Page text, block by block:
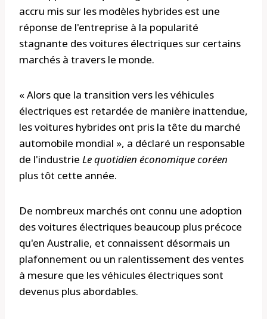
accru mis sur les modèles hybrides est une
réponse de l'entreprise à la popularité
stagnante des voitures électriques sur certains
marchés à travers le monde.
« Alors que la transition vers les véhicules
électriques est retardée de manière inattendue,
les voitures hybrides ont pris la tête du marché
automobile mondial », a déclaré un responsable
de l'industrie Le quotidien économique coréen
plus tôt cette année.
De nombreux marchés ont connu une adoption
des voitures électriques beaucoup plus précoce
qu'en Australie, et connaissent désormais un
plafonnement ou un ralentissement des ventes
à mesure que les véhicules électriques sont
devenus plus abordables.